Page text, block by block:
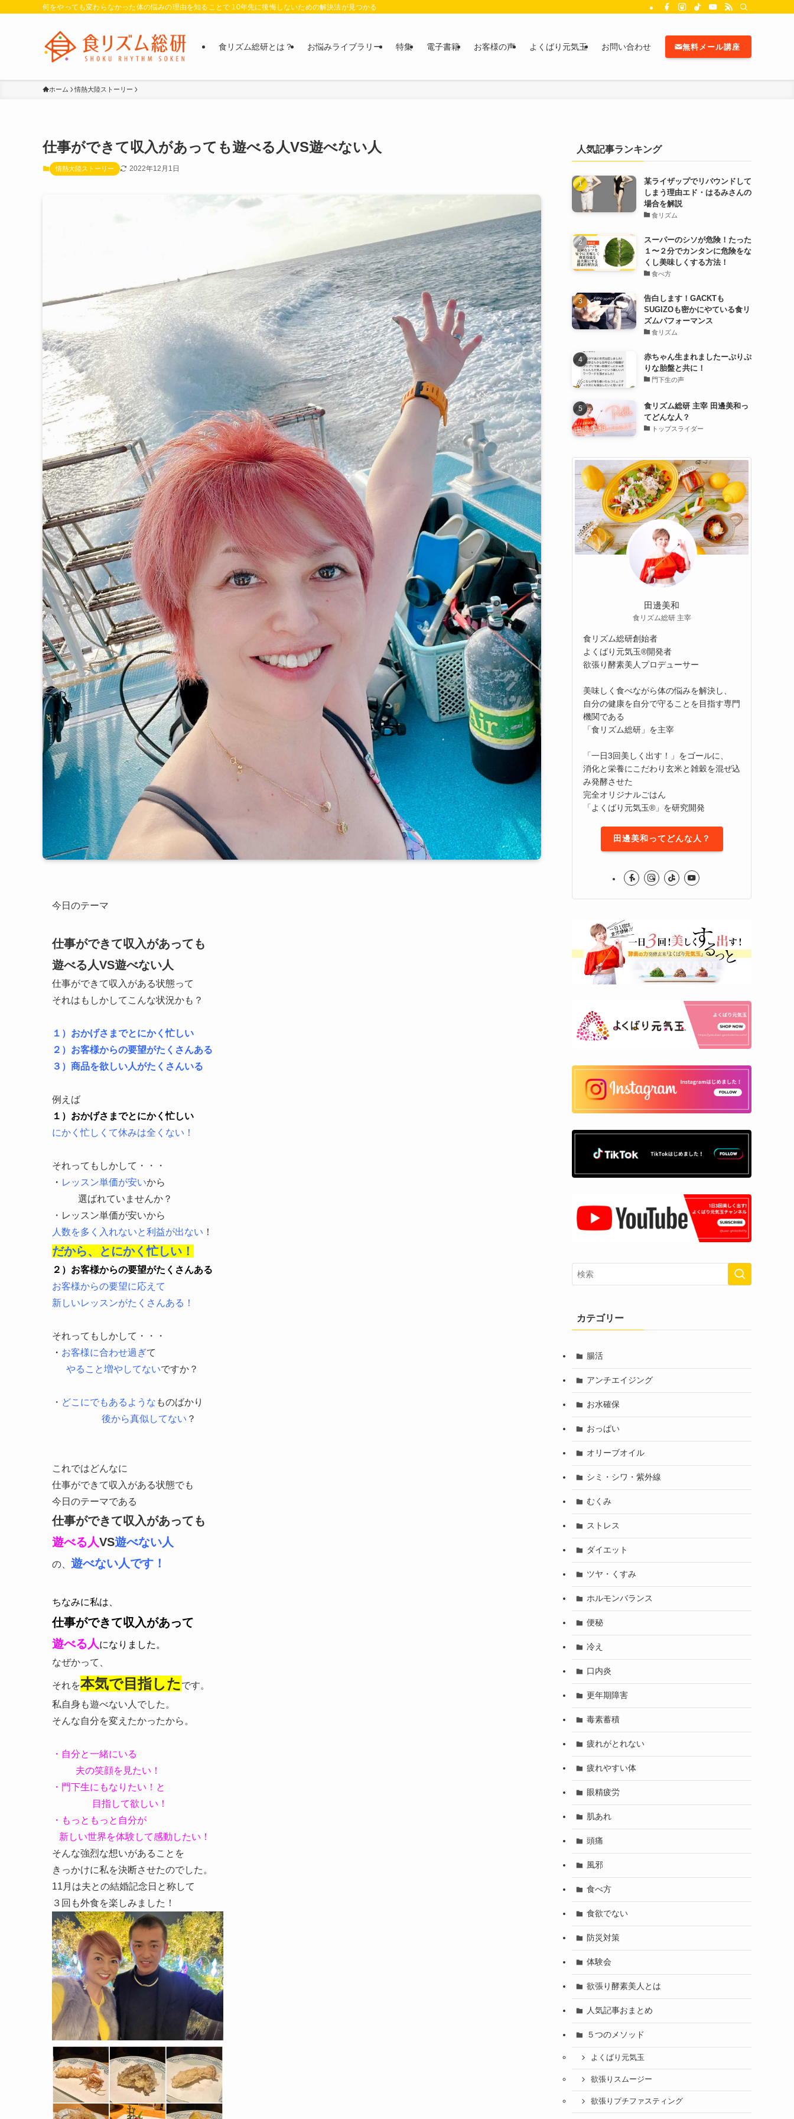
何をやっても変わらなかった体の悩みの理由を知ることで 10年先に後悔しないための解決法が見つかる
食リズム総研とは？ お悩みライブラリー 特集 電子書籍 お客様の声 よくばり元気玉 お問い合わせ 無料メール講座
ホーム 情熱大陸ストーリー
仕事ができて収入があっても遊べる人VS遊べない人
情熱大陸ストーリー 2022年12月1日
今日のテーマ
仕事ができて収入があっても
遊べる人VS遊べない人
仕事ができて収入がある状態って
それはもしかしてこんな状況かも？
１）おかげさまでとにかく忙しい
２）お客様からの要望がたくさんある
３）商品を欲しい人がたくさんいる
例えば
１）おかげさまでとにかく忙しい
にかく忙しくて休みは全くない！
それってもしかして・・・
・ レッスン単価が安いから
選ばれていませんか？
・レッスン単価が安いから
人数を多く入れないと利益が出ない ！
だから、とにかく忙しい！
２）お客様からの要望がたくさんある
お客様からの要望に応えて
新しいレッスンがたくさんある！
それってもしかして・・・
・ お客様に合わせ過ぎて
やること増やしてないですか？
・ どこにでもあるような ものばかり
後から真似してない ？
これではどんなに
仕事ができて収入がある状態でも
今日のテーマである
仕事ができて収入があっても
遊べる人VS遊べない人
の、 遊べない人です！
ちなみに私は、
仕事ができて収入があって
遊べる人 になりました。
なぜかって、
それを本気で目指した です。
私自身も遊べない人でした。
そんな自分を変えたかったから。
・自分と一緒にいる
夫の笑顔を見たい！
・門下生にもなりたい！と
目指して欲しい！
・もっともっと自分が
新しい世界を体験して感動したい！
そんな強烈な想いがあることを
きっかけに私を決断させたのでした。
11月は夫との結婚記念日と称して
３回も外食を楽しみました！
人気記事ランキング
某ライザップでリバウンドして
しまう理由エド・はるみさんの
場合を解説
食リズム
スーパーのシソが危険！たった
１〜２分でカンタンに危険をな
くし美味しくする方法！
食べ方
告白します！GACKTも
SUGIZOも密かにやている食リ
ズムパフォーマンス
食リズム
赤ちゃん生まれましたーぷりぷ
りな胎盤と共に！
門下生の声
食リズム総研 主宰 田邊美和っ
てどんな人？
トップスライダー
田邊美和
食リズム総研 主宰
食リズム総研創始者
よくばり元気玉®開発者
欲張り酵素美人プロデューサー
美味しく食べながら体の悩みを解決し、
自分の健康を自分で守ることを目指す専門
機関である
「食リズム総研」を主宰
「一日3回美しく出す！」をゴールに、
消化と栄養にこだわり玄米と雑穀を混ぜ込
み発酵させた
完全オリジナルごはん
「よくばり元気玉®」を研究開発
田邊美和ってどんな人？
カテゴリー
腸活
アンチエイジング
お水確保
おっぱい
オリーブオイル
シミ・シワ・紫外線
むくみ
ストレス
ダイエット
ツヤ・くすみ
ホルモンバランス
便秘
冷え
口内炎
更年期障害
毒素蓄積
疲れがとれない
疲れやすい体
眼精疲労
肌あれ
頭痛
風邪
食べ方
食欲でない
防災対策
体験会
欲張り酵素美人とは
人気記事おまとめ
５つのメソッド
よくばり元気玉
欲張りスムージー
欲張りプチファスティング